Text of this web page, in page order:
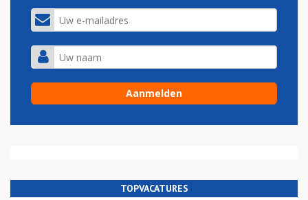
TOPVACATURES